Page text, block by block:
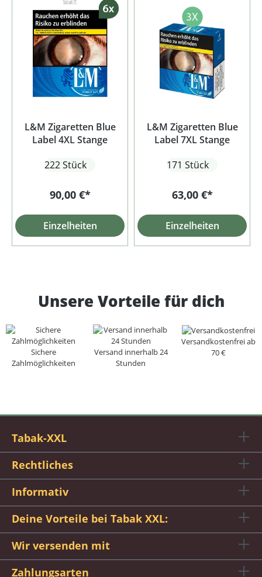
L&M Zigaretten Blue
Label 4XL Stange
222 Stück
90,00 €*
Einzelheiten
L&M Zigaretten Blue
Label 7XL Stange
171 Stück
63,00 €*
Einzelheiten
Unsere Vorteile für dich
Sichere
Zahlmöglichkeiten
Versand innerhalb 24
Stunden
Versandkostenfrei ab
70 €
Tabak-XXL
Rechtliches
Informativ
Deine Vorteile bei Tabak XXL:
Wir versenden mit
Zahlungsarten